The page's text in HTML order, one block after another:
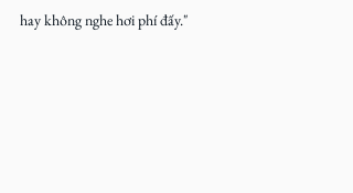
hay không nghe hơi phí đấy."